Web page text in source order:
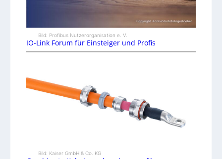
Bild: Profibus Nutzerorganisation e. V.
IO-Link Forum für Einsteiger und Profis
Bild: Kaiser GmbH & Co. KG